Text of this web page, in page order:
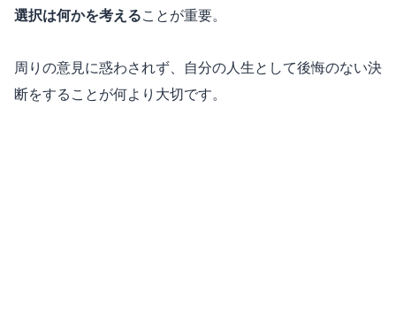
選択は何かを考えることが重要。
周りの意見に惑わされず、自分の人生として後悔のない決
断をすることが何より大切です。